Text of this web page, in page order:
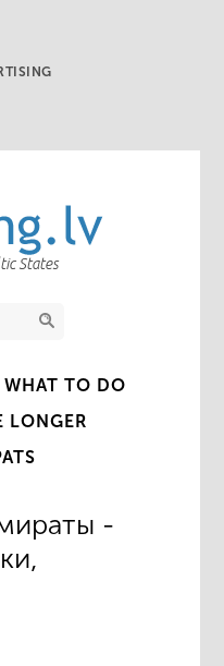
States
WHAT TO DO
LONGER
-